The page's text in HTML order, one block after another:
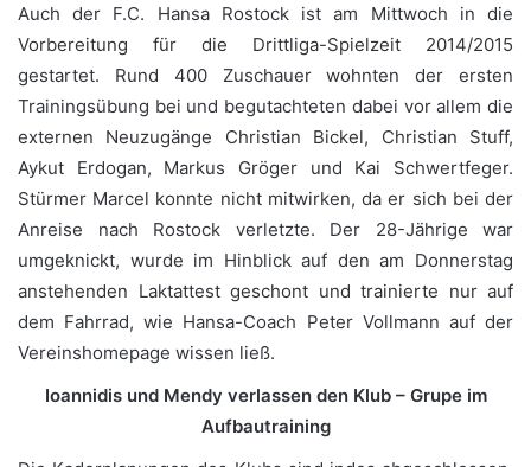
Auch der F.C. Hansa Rostock ist am Mittwoch in die
Vorbereitung für die Drittliga-Spielzeit 2014/2015
gestartet. Rund 400 Zuschauer wohnten der ersten
Trainingsübung bei und begutachteten dabei vor allem die
externen Neuzugänge Christian Bickel, Christian Stuff,
Aykut Erdogan, Markus Gröger und Kai Schwertfeger.
Stürmer Marcel konnte nicht mitwirken, da er sich bei der
Anreise nach Rostock verletzte. Der 28-Jährige war
umgeknickt, wurde im Hinblick auf den am Donnerstag
anstehenden Laktattest geschont und trainierte nur auf
dem Fahrrad, wie Hansa-Coach Peter Vollmann auf der
Vereinshomepage wissen ließ.
Ioannidis und Mendy verlassen den Klub – Grupe im
Aufbautraining